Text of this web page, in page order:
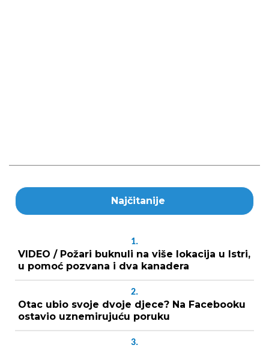
Najčitanije
1.
VIDEO / Požari buknuli na više lokacija u Istri,
u pomoć pozvana i dva kanadera
2.
Otac ubio svoje dvoje djece? Na Facebooku
ostavio uznemirujuću poruku
3.